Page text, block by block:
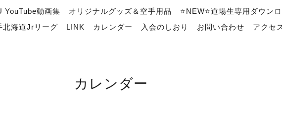
YouTube動画集
オリジナルグッズ＆空手用品
⭐NEW⭐道場生専用ダウン
北海道Jrリーグ
LINK カレンダー 入会のしおり お問い合わせ アクセ
カレンダー